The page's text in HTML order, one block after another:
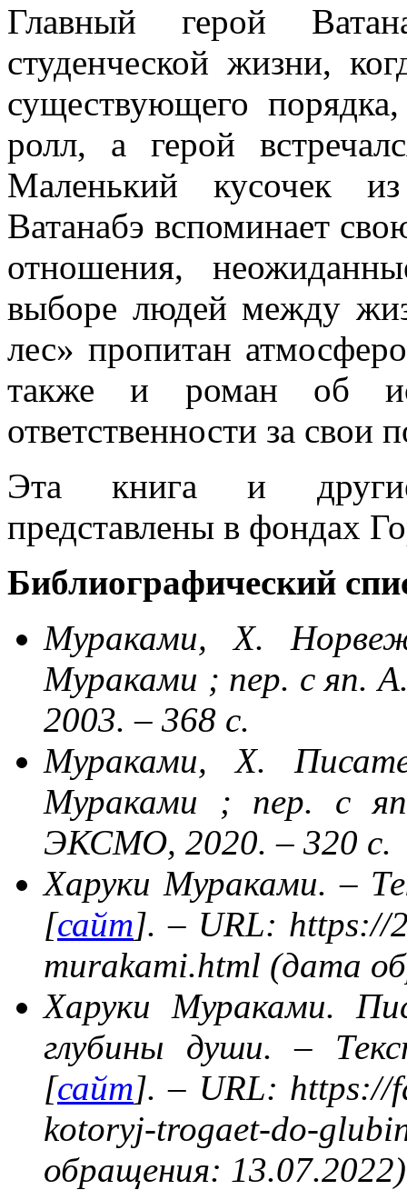
Главный герой
студенческой жизни,
существующего
ролл, а герой
Маленький кусочек
Ватанабэ вспоминает
отношения,
выборе людей между
лес» пропитан
также и роман об
ответственности за свои
Эта книга и
представлены в фондах
Библиографический
Мураками, Х.
Мураками ; пер. с яп.
2003. – 368 с.
Мураками, Х.
Мураками ; пер. с
ЭКСМО, 2020. – 320 с.
Харуки Мураками. –
[сайт]. – URL: https://
murakami.html (дата
Харуки Мураками.
глубины души. –
[сайт]. – URL: https://
kotoryj-trogaet-do-
обращения: